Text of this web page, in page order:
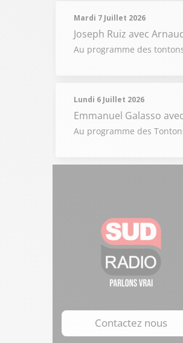
Mardi 7 Juillet 2026
Joseph Ruiz avec
Au programme des
Lundi 6 Juillet 2026
Emmanuel Galasso
Au programme des
Contactez nous